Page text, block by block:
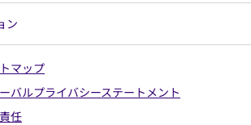
ン
マップ
バルプライバシーステートメント
任